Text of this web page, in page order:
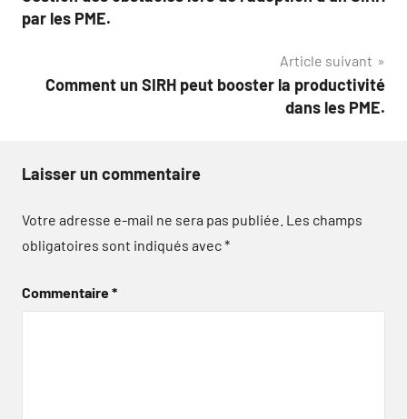
de
par les PME.
Article suivant
Comment un SIRH peut booster la productivité
dans les PME.
Laisser un commentaire
Votre adresse e-mail ne sera pas publiée. Les champs
obligatoires sont indiqués avec*
Commentaire*